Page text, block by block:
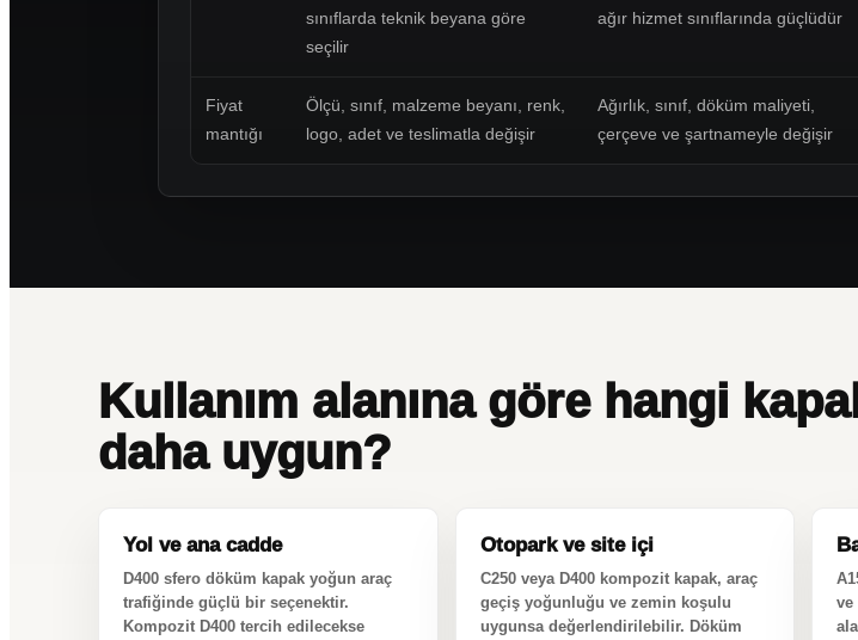
sınıflarda teknik beyana göre
seçilir
ağır hizmet sınıflarında güçlüdür
Fiyat
mantığı
Ölçü, sınıf, malzeme beyanı, renk,
logo, adet ve teslimatla değişir
Ağırlık, sınıf, döküm maliyeti,
çerçeve ve şartnameyle değişir
Kullanım alanına göre hangi
daha uygun?
Yol ve ana cadde
D400 sfero döküm kapak yoğun araç
trafiğinde güçlü bir seçenektir.
Kompozit D400 tercih edilecekse
Otopark ve site içi
C250 veya D400 kompozit kapak, araç
geçiş yoğunluğu ve zemin koşulu
uygunsa değerlendirilebilir. Döküm
ve